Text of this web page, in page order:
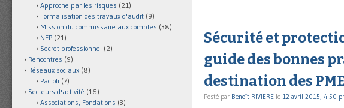
Sécurité et
guide des bonnes
destination des
Posté par Benoît RIVIERE le 12 avril 2015, 4:50
Approche par les risques (21)
Formalisation des travaux d'audit (9)
Mission du commissaire aux comptes (38)
NEP (21)
Secret professionnel (2)
Rencontres (9)
Réseaux sociaux (8)
Pacioli (7)
Secteurs d'activité (16)
Associations, Fondations (3)